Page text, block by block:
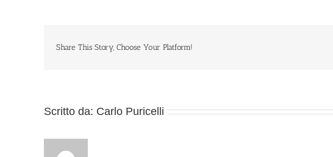
Share This Story, Choose Your Platform!
Scritto da: Carlo Puricelli